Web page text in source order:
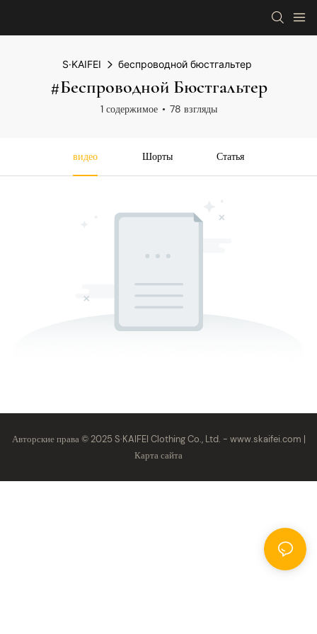
S·KAIFEI беспроводной бюстгальтер
#беспроводной Бюстгальтер
1 содержимое 78 взгляды
видео Шорты Статья
Авторские права © 2025 S·KAIFEI Clothing Co., Ltd. - www.skaifei.com |
Карта сайта